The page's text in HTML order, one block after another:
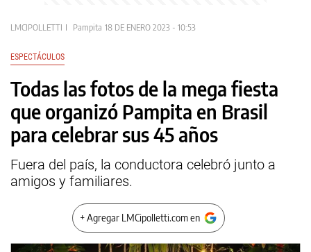
LMCIPOLLETTI Pampita 18 DE ENERO 2023 - 10:53
ESPECTÁCULOS
Todas las fotos de la mega fiesta
que organizó Pampita en Brasil
para celebrar sus 45 años
Fuera del país, la conductora celebró junto a
amigos y familiares.
+ Agregar LMCipolletti.com en